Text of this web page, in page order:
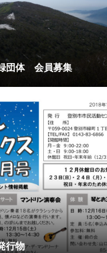
団体 会員募集
行物